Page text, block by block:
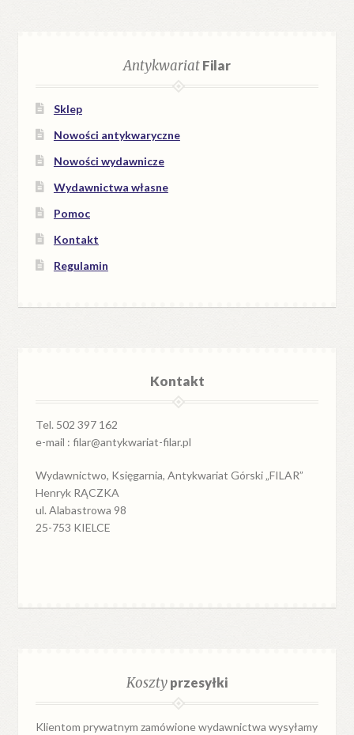
AntykwariatFilar
Sklep
Nowości antykwaryczne
Nowości wydawnicze
Wydawnictwa własne
Pomoc
Kontakt
Regulamin
Kontakt
Tel. 502 397 162
e-mail : filar@antykwariat-filar.pl
Wydawnictwo, Księgarnia, Antykwariat Górski „FILAR”
Henryk RĄCZKA
ul. Alabastrowa 98
25-753 KIELCE
Kosztyprzesyłki
Klientom prywatnym zamówione wydawnictwa wysyłamy